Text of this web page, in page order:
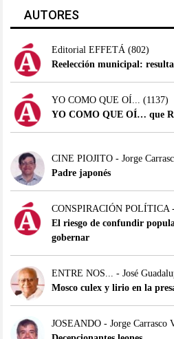
AUTORES
Editorial EFFETÁ (802)
Reelección municipal:
YO COMO QUE OÍ...
(1137)
YO COMO QUE OÍ… que
CINE PIOJITO - Jorge
Padre japonés
CONSPIRACIÓN POLÍTICA
El riesgo de confundir
gobernar
ENTRE NOS... - José
Mosco culex y lirio en la
JOSEANDO - Jorge Carrasco